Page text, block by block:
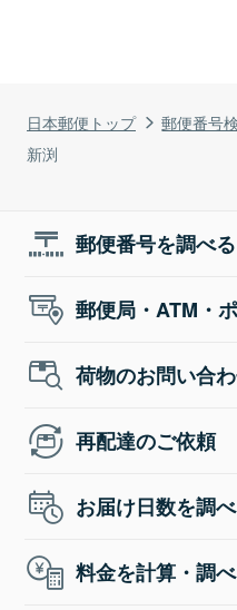
日本郵便トップ 郵便番号
新渕
郵便番号を調べる
郵便局・ATM・
荷物のお問い合
再配達のご依頼
お届け日数を調
料金を計算・調